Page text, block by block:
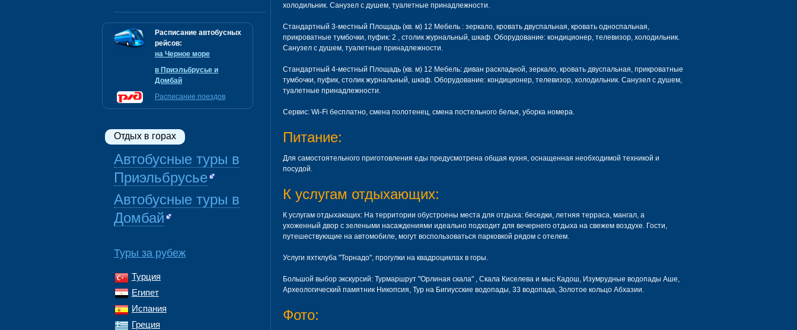
холодильник. Санузел с душем, туалетные принадлежности.
Стандартный 3-местный Площадь (кв. м) 12 Мебель : зеркало, кровать двуспальная, кровать односпальная,
прикроватные тумбочки, пуфик: 2 , столик журнальный, шкаф. Оборудование: кондиционер, телевизор, холодильник.
Санузел с душем, туалетные принадлежности.
Стандартный 4-местный Площадь (кв. м) 12 Мебель: диван раскладной, зеркало, кровать двуспальная, прикроватные
тумбочки, пуфик, столик журнальный, шкаф. Оборудование: кондиционер, телевизор, холодильник. Санузел с душем,
туалетные принадлежности.
Сервис: Wi-Fi бесплатно, смена полотенец, смена постельного белья, уборка номера.
Питание:
Для самостоятельного приготовления еды предусмотрена общая кухня, оснащенная необходимой техникой и
посудой.
К услугам отдыхающих:
К услугам отдыхающих: На территории обустроены места для отдыха: беседки, летняя терраса, мангал, а
ухоженный двор с зелеными насаждениями идеально подходит для вечернего отдыха на свежем воздухе. Гости,
путешествующие на автомобиле, могут воспользоваться парковкой рядом с отелем.
Услуги яхтклуба "Торнадо", прогулки на квадроциклах в горы.
Большой выбор экскурсий: Турмаршрут "Орлиная скала" , Скала Киселева и мыс Кадош, Изумрудные водопады Аше,
Археологический памятник Никопсия, Тур на Бигиусские водопады, 33 водопада, Золотое кольцо Абхазии.
Фото:
Расписание автобусных
рейсов:
на Черное море
в Приэльбрусье и
Домбай
Расписание поездов
Отдых в горах
Автобусные туры в
Приэльбрусье
Автобусные туры в
Домбай
Туры за рубеж
Турция
Египет
Испания
Греция